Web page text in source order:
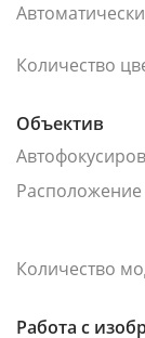
Количество
Объектив
Количество
Работа с